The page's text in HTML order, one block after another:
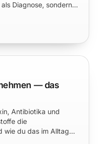
Diagnose, sondern
— das
Antibiotika und
die
du das im Alltag